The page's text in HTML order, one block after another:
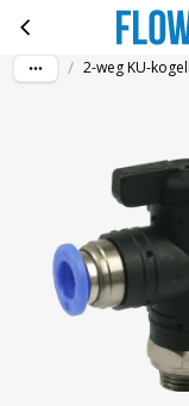
Ga naar 2/2
/ 2-weg KU-